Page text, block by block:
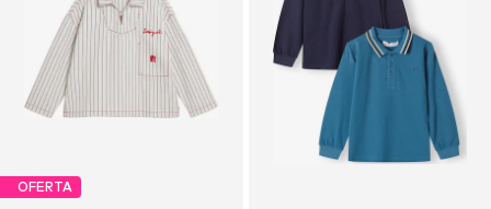
OFERTA